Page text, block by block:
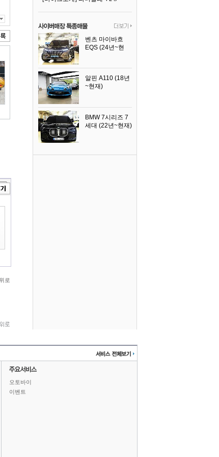
로
벤츠 마이바흐
EQS (24년~현
알핀 A110 (18년
~현재)
BMW 7시리즈 7
세대 (22년~현재)
오토바이
이벤트